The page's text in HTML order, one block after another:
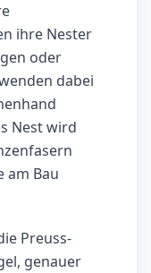
ihre Nester
oder
dabei
Nest wird
am Bau
Preuss-
genauer